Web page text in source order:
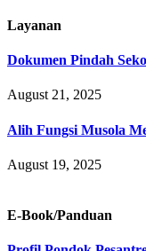
Layanan
Dokumen Pindah
August 21, 2025
Alih Fungsi Musola
August 19, 2025
E-Book/Panduan